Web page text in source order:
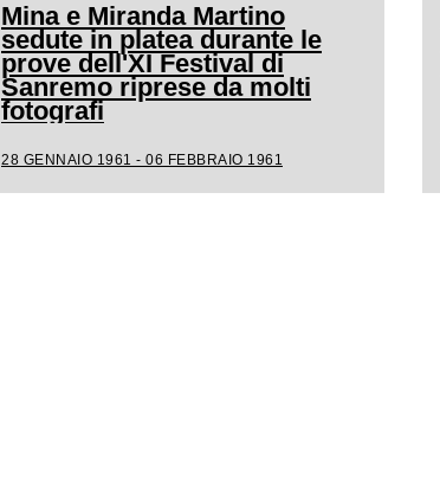
Mina e Miranda Martino
sedute in platea durante le
prove dell'XI Festival di
Sanremo riprese da molti
fotografi
28 GENNAIO 1961 - 06 FEBBRAIO 1961